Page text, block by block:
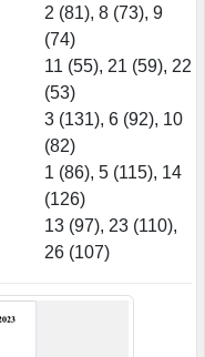
2 (81), 8 (73), 9
(74)
11 (55), 21 (59), 22
(53)
3 (131), 6 (92), 10
(82)
1 (86), 5 (115), 14
(126)
13 (97), 23 (110),
26 (107)